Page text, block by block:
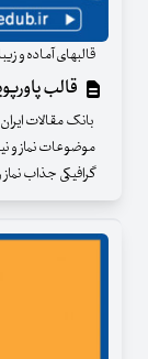
قالبهای آماده و
قالب
بانک مقالات ایران
موضوعات نماز و
گرافیکی جذاب نماز